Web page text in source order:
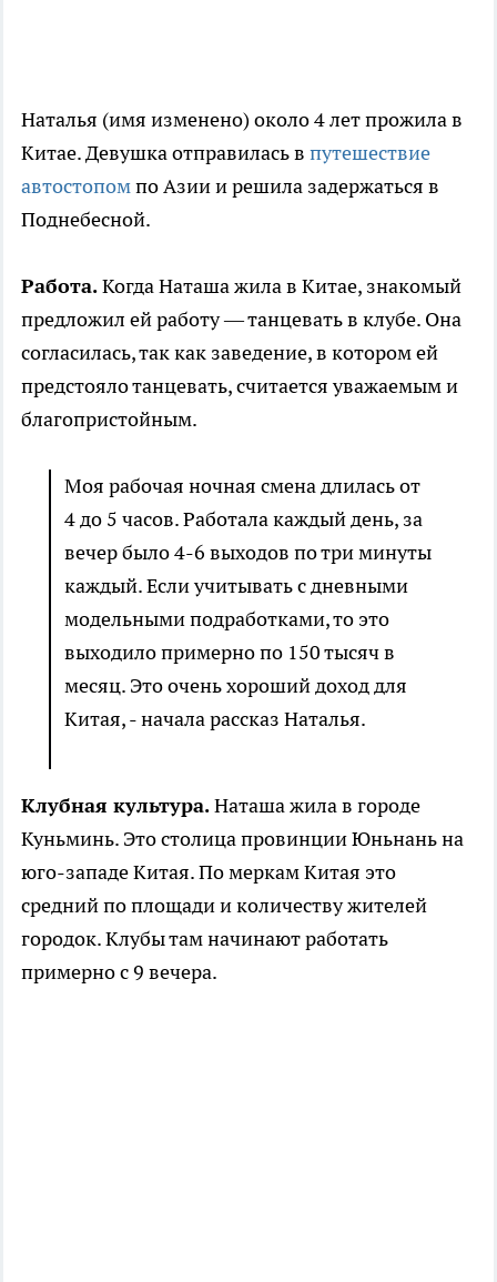
Наталья (имя изменено) около 4 лет прожила в
Китае. Девушка отправилась в путешествие
автостопомпо Азии и решила задержаться в
Поднебесной.
Работа.Когда Наташа жила в Китае, знакомый
предложил ей работу — танцевать в клубе. Она
согласилась, так как заведение, в котором ей
предстояло танцевать, считается уважаемым и
благопристойным.
Моя рабочая ночная смена длилась от
4 до 5 часов. Работала каждый день, за
вечер было 4-6 выходов по три минуты
каждый. Если учитывать с дневными
модельными подработками, то это
выходило примерно по 150 тысяч в
месяц. Это очень хороший доход для
Китая, - начала рассказ Наталья.
Клубная культура.Наташа жила в городе
Куньминь. Это столица провинции Юньнань на
юго-западе Китая. По меркам Китая это
средний по площади и количеству жителей
городок. Клубы там начинают работать
примерно с 9 вечера.